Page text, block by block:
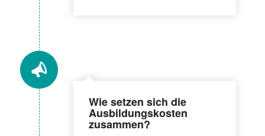
Wie setzen sich die
Ausbildungskosten
zusammen?